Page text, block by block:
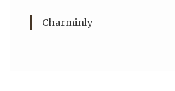
Charminly